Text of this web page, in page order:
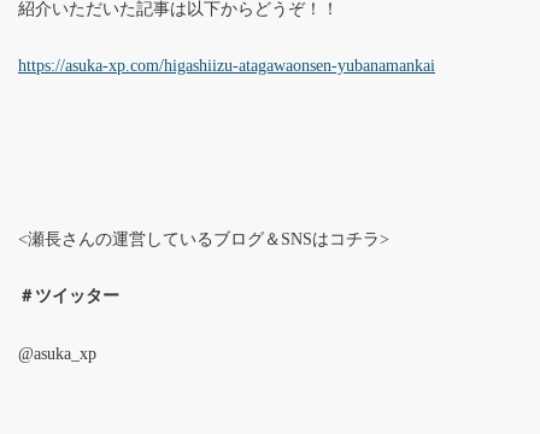
紹介いただいた記事は以下からどうぞ！！
https://asuka-xp.com/higashiizu-atagawaonsen-yubanamankai
<瀬長さんの運営しているブログ＆SNSはコチラ>
＃ツイッター
@asuka_xp